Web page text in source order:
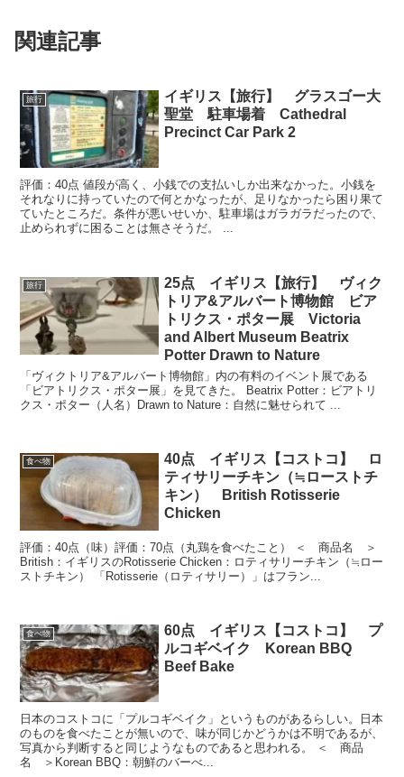
関連記事
旅行
イギリス【旅行】 グラスゴー大
聖堂 駐車場着 Cathedral
Precinct Car Park 2
評価：40点 値段が高く、小銭での支払いしか出来なかった。小銭を
それなりに持っていたので何とかなったが、足りなかったら困り果て
ていたところだ。条件が悪いせいか、駐車場はガラガラだったので、
止められずに困ることは無さそうだ。 ...
旅行
25点 イギリス【旅行】 ヴィク
トリア&アルバート博物館 ビア
トリクス・ポター展 Victoria
and Albert Museum Beatrix
Potter Drawn to Nature
「ヴィクトリア&アルバート博物館」内の有料のイベント展である
「ビアトリクス・ポター展」を見てきた。 Beatrix Potter：ビアトリ
クス・ポター（人名）Drawn to Nature：自然に魅せられて ...
食べ物
40点 イギリス【コストコ】 ロ
ティサリーチキン（≒ローストチ
キン） British Rotisserie
Chicken
評価：40点（味）評価：70点（丸鶏を食べたこと） ＜ 商品名 ＞
British：イギリスのRotisserie Chicken：ロティサリーチキン（≒ロー
ストチキン） 「Rotisserie（ロティサリー）」はフラン...
食べ物
60点 イギリス【コストコ】 プ
ルコギベイク Korean BBQ
Beef Bake
日本のコストコに「プルコギベイク」というものがあるらしい。日本
のものを食べたことが無いので、味が同じかどうかは不明であるが、
写真から判断すると同じようなものであると思われる。 ＜ 商品
名 ＞Korean BBQ：朝鮮のバーべ...